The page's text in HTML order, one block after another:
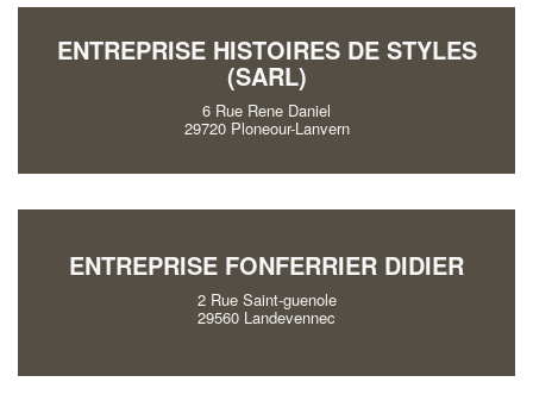
ENTREPRISE HISTOIRES DE STYLES
(SARL)
6 Rue Rene Daniel
29720 Ploneour-Lanvern
ENTREPRISE FONFERRIER DIDIER
2 Rue Saint-guenole
29560 Landevennec